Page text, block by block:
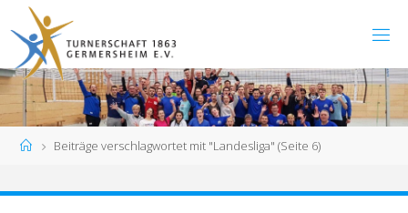
Inhalt
springen
StartBeiträge verschlagwortet mit "Landesliga" (Seite 6)